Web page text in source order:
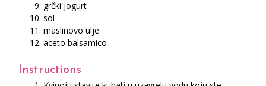
grčki jogurt
sol
maslinovo ulje
aceto balsamico
Instructions